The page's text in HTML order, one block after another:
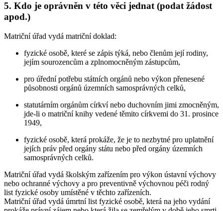
5. Kdo je oprávněn v této věci jednat (podat žádost
apod.)
Matriční úřad vydá matriční doklad:
fyzické osobě, které se zápis týká, nebo členům její rodiny,
jejím sourozencům a zplnomocněným zástupcům,
pro úřední potřebu státních orgánů nebo výkon přenesené
působnosti orgánů územních samosprávných celků,
statutárním orgánům církví nebo duchovním jimi zmocněným,
jde-li o matriční knihy vedené těmito církvemi do 31. prosince
1949,
fyzické osobě, která prokáže, že je to nezbytné pro uplatnění
jejích práv před orgány státu nebo před orgány územních
samosprávných celků.
Matriční úřad vydá školským zařízením pro výkon ústavní výchovy
nebo ochranné výchovy a pro preventivně výchovnou péči rodný
list fyzické osoby umístěné v těchto zařízeních.
Matriční úřad vydá úmrtní list fyzické osobě, která na jeho vydání